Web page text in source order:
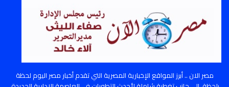
مصر الان .. أبرز المواقع الإخبارية المصرية التي تقدم أخبار مصر اليوم لحظة